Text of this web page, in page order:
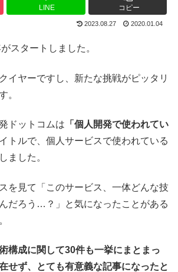
LINE コピー
2023.08.27 2020.01.04
スタートしました。
イヤーですし、新たな挑戦がピッタリ
。
ドットコムは 「個人開発で使われてい
トルで、個人サービスで使われている
ました。
を見て「このサービス、一体どんな技
だろう…？」と気になったことがある
構成に関して30件も一挙にまとまっ
せず、とても有意義な記事になったと